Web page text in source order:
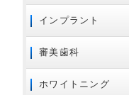
2023年01月
2021年12月
インプラント
審美歯科
ホワイトニング